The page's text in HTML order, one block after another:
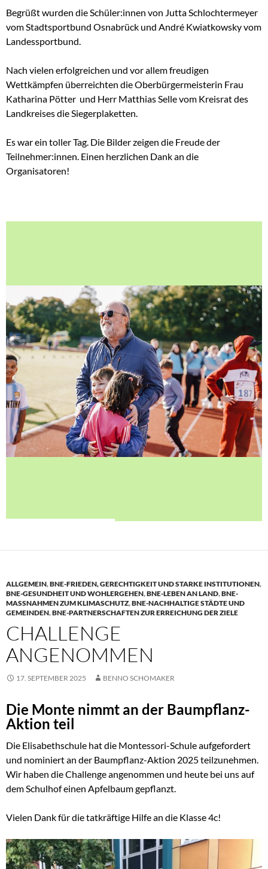
Begrüßt wurden die Schüler:innen von Jutta Schlochtermeyer
vom Stadtsportbund Osnabrück und André Kwiatkowsky vom
Landessportbund.
Nach vielen erfolgreichen und vor allem freudigen
Wettkämpfen überreichten die Oberbürgermeisterin Frau
Katharina Pötter und Herr Matthias Selle vom Kreisrat des
Landkreises die Siegerplaketten.
Es war ein toller Tag. Die Bilder zeigen die Freude der
Teilnehmer:innen. Einen herzlichen Dank an die
Organisatoren!
ALLGEMEIN,BNE-FRIEDEN, GERECHTIGKEIT UND STARKE INSTITUTIONEN,
BNE-GESUNDHEIT UND WOHLERGEHEN,BNE-LEBEN AN LAND,BNE-
MASSNAHMEN ZUM KLIMASCHUTZ ,BNE-NACHHALTIGE STÄDTE UND
GEMEINDEN,BNE-PARTNERSCHAFTEN ZUR ERREICHUNG DER ZIELE
CHALLENGE
ANGENOMMEN
17. SEPTEMBER 2025 BENNO SCHOMAKER
Die Monte nimmt an der Baumpflanz-
Aktion teil
Die Elisabethschule hat die Montessori-Schule aufgefordert
und nominiert an der Baumpflanz-Aktion 2025 teilzunehmen.
Wir haben die Challenge angenommen und heute bei uns auf
dem Schulhof einen Apfelbaum gepflanzt.
Vielen Dank für die tatkräftige Hilfe an die Klasse 4c!